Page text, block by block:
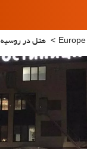
هتل در روسیه